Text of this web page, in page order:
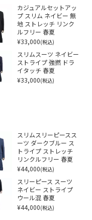
カジュアルセットアッ
プ スリム ネイビー 無
地 ストレッチ リンク
ルフリー 春夏
¥33,000(税込)
スリムスーツ ネイビー
ストライプ 強撚 ドラ
イタッチ 春夏
¥33,000(税込)
スリムスリーピースス
ーツ ダークブルー ス
トライプ ストレッチ
リンクルフリー 春夏
¥44,000(税込)
スリーピース スーツ
ネイビー ストライプ
ウール混 春夏
¥44,000(税込)